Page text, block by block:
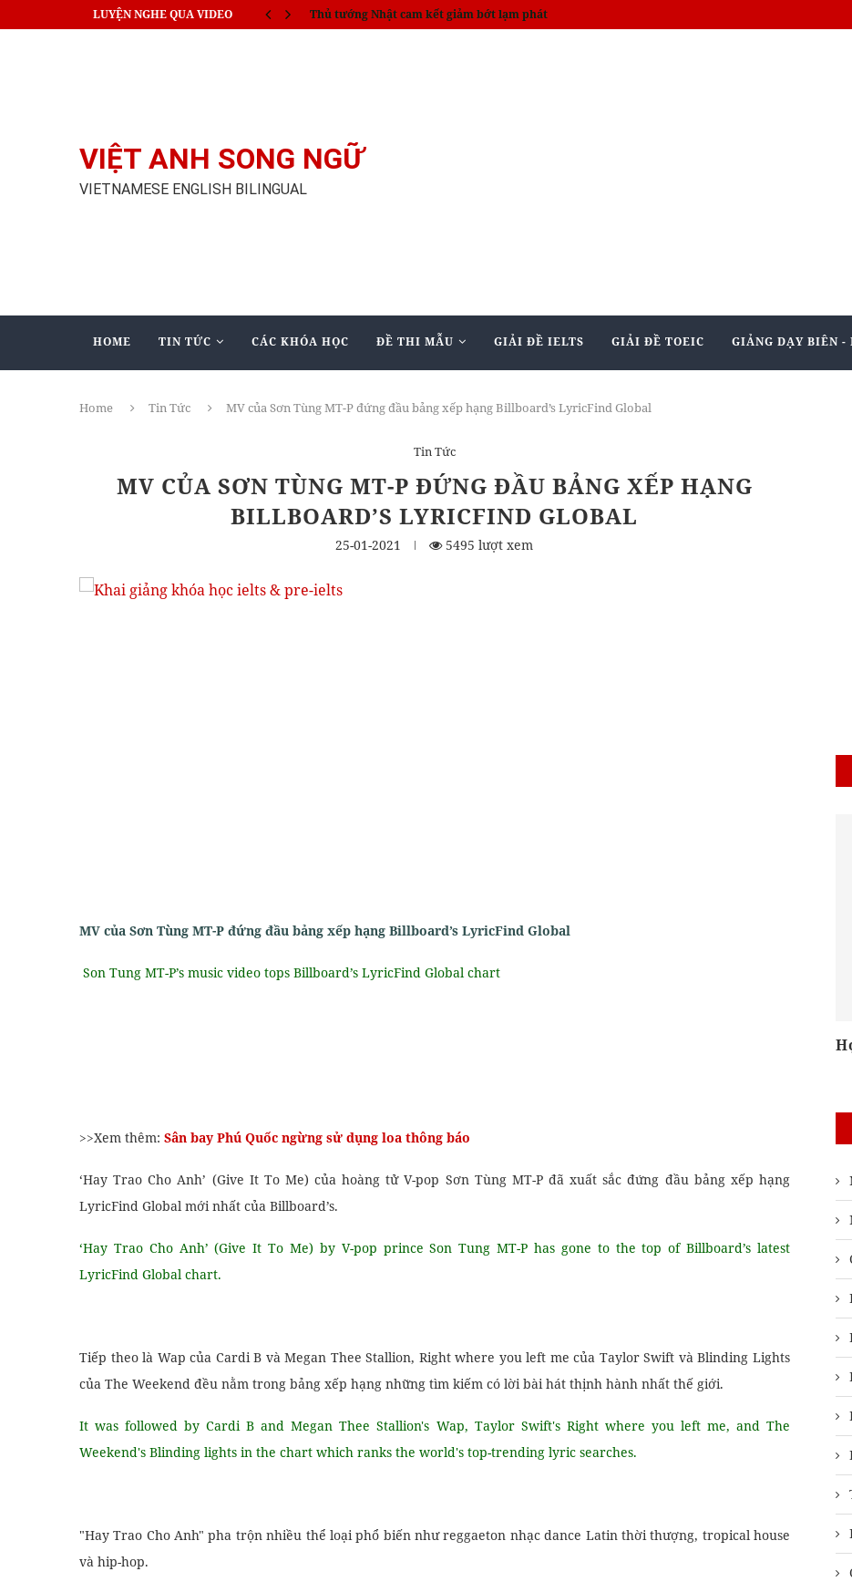
LUYỆN NGHE QUA VIDEO Thủ tướng Nhật cam kết giảm bớt lạm phát
VIỆT ANH SONG NGỮ
VIETNAMESE ENGLISH BILINGUAL
HOME TIN TỨC CÁC KHÓA HỌC ĐỀ THI MẪU GIẢI ĐỀ IELTS GIẢI ĐỀ TOEIC GIẢNG DẠY BIÊN -
Home Tin Tức MV của Sơn Tùng MT-P đứng đầu bảng xếp hạng Billboard’s LyricFind Global
Tin Tức
MV CỦA SƠN TÙNG MT-P ĐỨNG ĐẦU BẢNG XẾP HẠNG
BILLBOARD’S LYRICFIND GLOBAL
25-01-2021 5495 lượt xem
MV của Sơn Tùng MT-P đứng đầu bảng xếp hạng Billboard’s LyricFind Global
Son Tung MT-P’s music video tops Billboard’s LyricFind Global chart
>>Xem thêm: Sân bay Phú Quốc ngừng sử dụng loa thông báo
‘Hay Trao Cho Anh’ (Give It To Me) của hoàng tử V-pop Sơn Tùng MT-P đã xuất sắc đứng đầu bảng xếp hạng
LyricFind Global mới nhất của Billboard’s.
‘Hay Trao Cho Anh’ (Give It To Me) by V-pop prince Son Tung MT-P has gone to the top of Billboard’s latest
LyricFind Global chart.
Tiếp theo là Wap của Cardi B và Megan Thee Stallion, Right where you left me của Taylor Swift và Blinding Lights
của The Weekend đều nằm trong bảng xếp hạng những tìm kiếm có lời bài hát thịnh hành nhất thế giới.
It was followed by Cardi B and Megan Thee Stallion's Wap, Taylor Swift's Right where you left me, and The
Weekend's Blinding lights in the chart which ranks the world's top-trending lyric searches.
"Hay Trao Cho Anh" pha trộn nhiều thể loại phổ biến như reggaeton nhạc dance Latin thời thượng, tropical house
và hip-hop.